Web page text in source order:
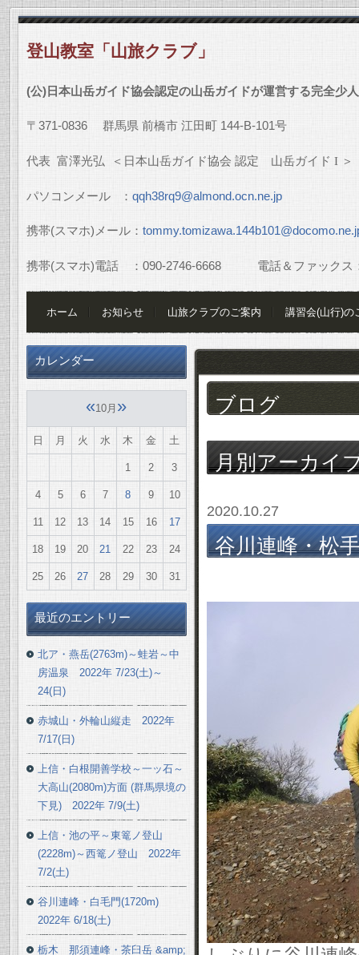
登山教室「山旅クラブ」
(公)日本山岳ガイド協会認定の山岳ガイドが運営する完全少
〒 371-0836 群馬県 前橋市 江田町 144-B-101号
代表 富澤光弘 ＜日本山岳ガイド協会 認定 山岳ガイド I ＞
パソコンメール ： qqh38rq9@almond.ocn.ne.jp
携帯(スマホ)メール：
携帯(スマホ)電話 ： 090-2746-6668電話＆ファックス
ホーム お知らせ 山旅クラブのご案内 講習会(山行)の
ブログ
月別アーカイ
2020.10.27
谷川連峰・松
カレンダー
«10月 »
日 月 火 水 木 金 土
1 2 3
4 5 6 7 8 9 10
11 12 13 14 15 16 17
18 19 20 21 22 23 24
25 26 27 28 29 30 31
最近のエントリー
北ア・燕岳(2763m)～蛙岩～中
房温泉 2022年 7/23(土)～
24(日)
赤城山・外輪山縦走 2022年
7/17(日)
上信・白根開善学校～一ッ石～
大高山(2080m)方面 (群馬県境の
下見) 2022年 7/9(土)
上信・池の平～東篭ノ登山
(2228m)～西篭ノ登山 2022年
7/2(土)
谷川連峰・白毛門(1720m)
2022年 6/18(土)
栃木 那須連峰・茶臼岳 &amp;